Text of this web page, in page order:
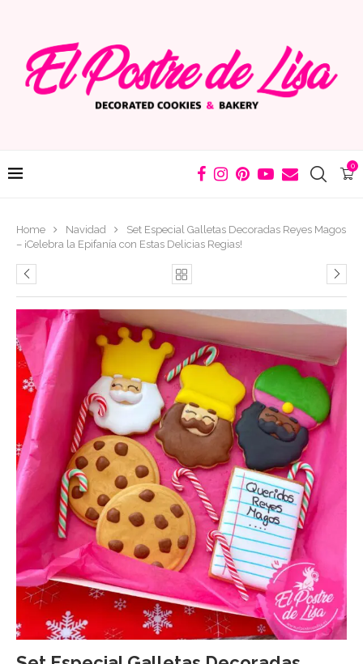
0
Home Navidad
Set Especial Galletas Decoradas Reyes Magos
– ¡Celebra la Epifanía con Estas Delicias Regias!